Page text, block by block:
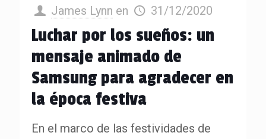
James Lynn en 31/12/2020
Luchar por los sueños: un
mensaje animado de
Samsung para agradecer en
la época festiva
En el marco de las festividades de